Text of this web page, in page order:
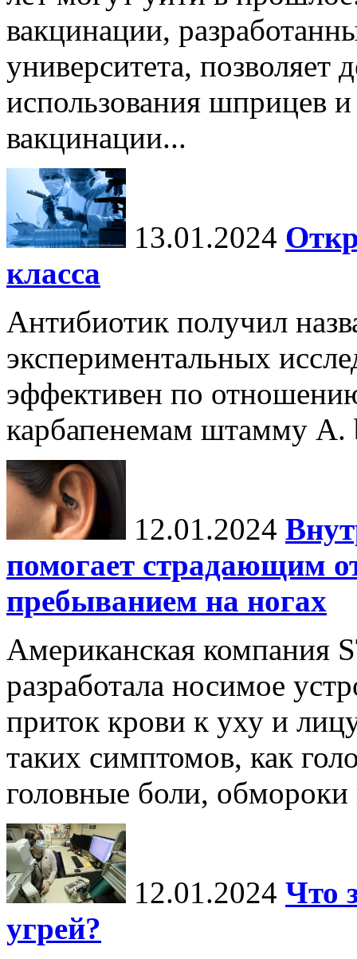
вакцинации,
университета, позволяет
использования шприцев
вакцинации...
13.01.2024
класса
Антибиотик получил
экспериментальных
эффективен по
карбапенемам штамму
12.01.2024
помогает страдающим
пребыванием на ногах
Американская компания
разработала носимое
приток крови к уху и
таких симптомов, как
головные боли, обмороки
12.01.2024 Что
угрей?